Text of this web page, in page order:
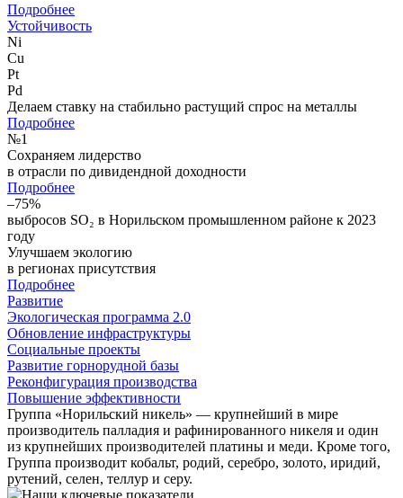
Подробнее
Устойчивость
Ni
Cu
Pt
Pd
Делаем ставку на стабильно растущий спрос на металлы
Подробнее
№1
Сохраняем лидерство
в отрасли по дивидендной доходности
Подробнее
–75%
выбросов SO₂ в Норильском промышленном районе к 2023
году
Улучшаем экологию
в регионах присутствия
Подробнее
Развитие
Экологическая программа 2.0
Обновление инфраструктуры
Социальные проекты
Развитие горнорудной базы
Реконфигурация производства
Повышение эффективности
Группа «Норильский никель» — крупнейший в мире
производитель палладия и рафинированного никеля и один
из крупнейших производителей платины и меди. Кроме того,
Группа производит кобальт, родий, серебро, золото, иридий,
рутений, селен, теллур и серу.